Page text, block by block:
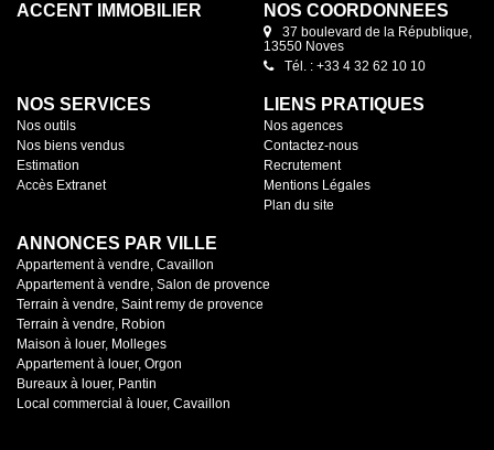
ACCENT IMMOBILIER NOS COORDONNÉES
37 boulevard de la République,
13550 Noves
Tél. : +33 4 32 62 10 10
NOS SERVICES
Nos outils
Nos biens vendus
Estimation
Accès Extranet
LIENS PRATIQUES
Nos agences
Contactez-nous
Recrutement
Mentions Légales
Plan du site
ANNONCES PAR VILLE
Appartement à vendre, Cavaillon
Appartement à vendre, Salon de provence
Terrain à vendre, Saint remy de provence
Terrain à vendre, Robion
Maison à louer, Molleges
Appartement à louer, Orgon
Bureaux à louer, Pantin
Local commercial à louer, Cavaillon